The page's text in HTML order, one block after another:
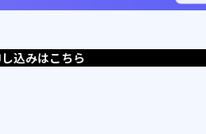
込みはこちら